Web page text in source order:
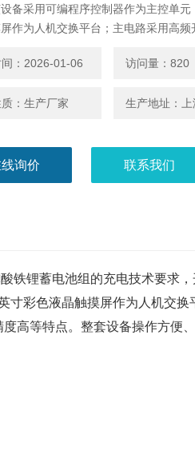
备采用可编程序控制器作为主控单元
作为人机交换平台；主电路采用高频
：2026-01-06
访问量：820
：生产厂家 生产地址：上
询价 联系我们
铁锂蓄电池组的充电技术要求
寸彩色液晶触摸屏作为人机交换
高等特点。整套设备操作方便、